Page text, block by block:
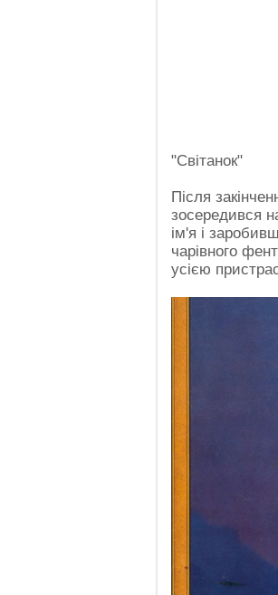
"Світанок"
Після
зосередився
ім'я і
чарівного
усією